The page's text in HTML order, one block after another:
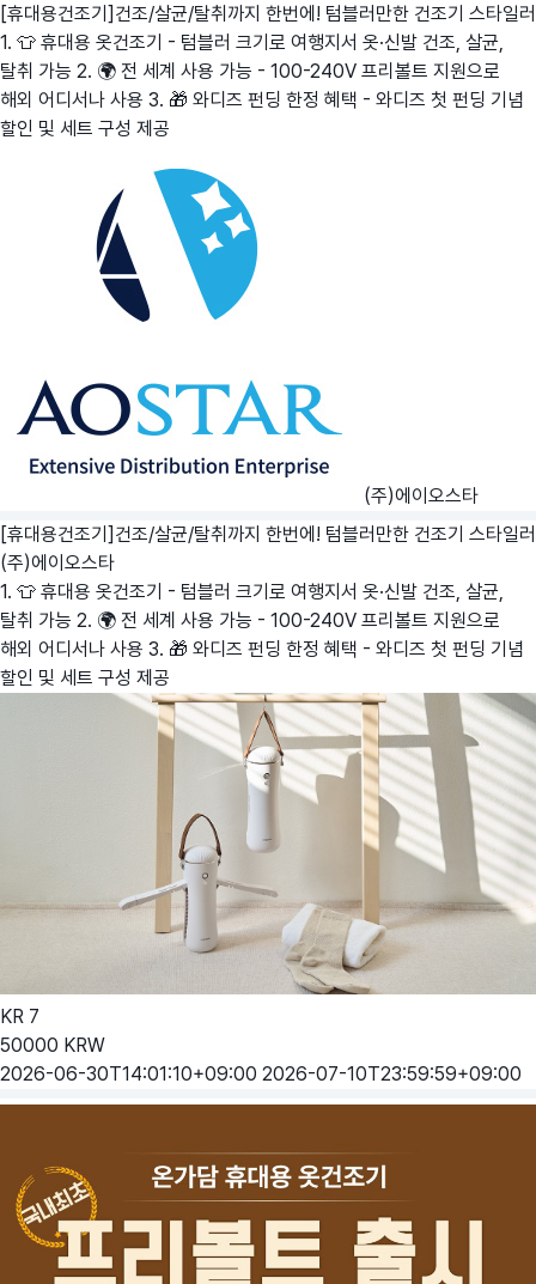
[휴대용건조기]건조/살균/탈취까지 한번에! 텀블러만한 건조기 스타일러
1. 👕 휴대용 옷건조기 - 텀블러 크기로 여행지서 옷·신발 건조, 살균,
탈취 가능 2. 🌍 전 세계 사용 가능 - 100-240V 프리볼트 지원으로
해외 어디서나 사용 3. 🎁 와디즈 펀딩 한정 혜택 - 와디즈 첫 펀딩 기념
할인 및 세트 구성 제공
(주)에이오스타
[휴대용건조기]건조/살균/탈취까지 한번에! 텀블러만한 건조기 스타일러
(주)에이오스타
1. 👕 휴대용 옷건조기 - 텀블러 크기로 여행지서 옷·신발 건조, 살균,
탈취 가능 2. 🌍 전 세계 사용 가능 - 100-240V 프리볼트 지원으로
해외 어디서나 사용 3. 🎁 와디즈 펀딩 한정 혜택 - 와디즈 첫 펀딩 기념
할인 및 세트 구성 제공
KR 7
50000 KRW
2026-06-30T14:01:10+09:00 2026-07-10T23:59:59+09:00